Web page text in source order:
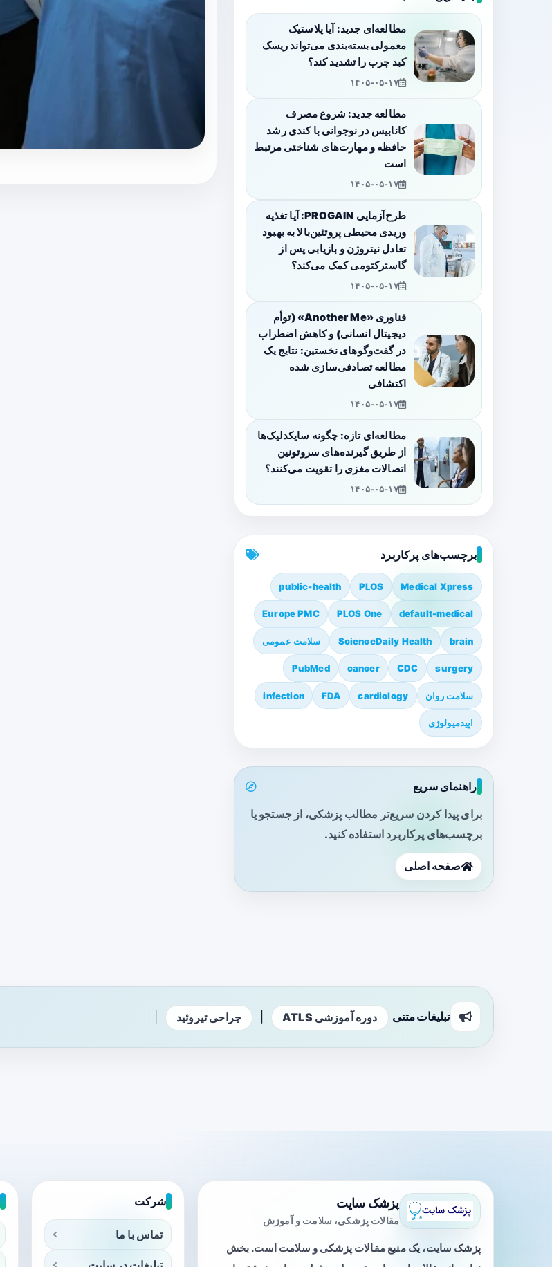
مطالعه‌ای جدید: آیا پلاستیک
معمولی بسته‌بندی می‌تواند ریسک
کبد چرب را تشدید کند؟
۱۴۰۵-۰۵-۱۷
مطالعه جدید: شروع مصرف
کانابیس در نوجوانی با کندی رشد
حافظه و مهارت‌های شناختی مرتبط
است
۱۴۰۵-۰۵-۱۷
طرح‌آزمایی PROGAIN: آیا تغذیه
وریدی محیطی پروتئین‌بالا به بهبود
تعادل نیتروژن و بازیابی پس از
گاسترکتومی کمک می‌کند؟
۱۴۰۵-۰۵-۱۷
فناوری «Another Me» (توأم
دیجیتال انسانی) و کاهش اضطراب
در گفت‌وگوهای نخستین: نتایج یک
مطالعه تصادفی‌سازی شده
اکتشافی
۱۴۰۵-۰۵-۱۷
مطالعه‌ای تازه: چگونه سایکدلیک‌ها
از طریق گیرنده‌های سروتونین
اتصالات مغزی را تقویت می‌کنند؟
۱۴۰۵-۰۵-۱۷
برچسب‌های پرکاربرد
Medical Xpress
PLOS
public-health
default-medical
PLOS One
Europe PMC
brain
ScienceDaily Health سلامت عمومی
surgery
CDC
cancer
PubMed
سلامت روان cardiology
FDA
infection
اپیدمیولوژی
راهنمای سریع
برای پیدا کردن سریع‌تر مطالب پزشکی، از جستجو یا
برچسب‌های پرکاربرد استفاده کنید.
صفحه اصلی
تبلیغات متنی دوره آموزشی ATLS جراحی تیروئید
پزشک سایت
مقالات پزشکی، سلامت و آموزش
پزشک سایت، یک منبع مقالات پزشکی و سلامت است. بخش
شرکت
تماس با ما